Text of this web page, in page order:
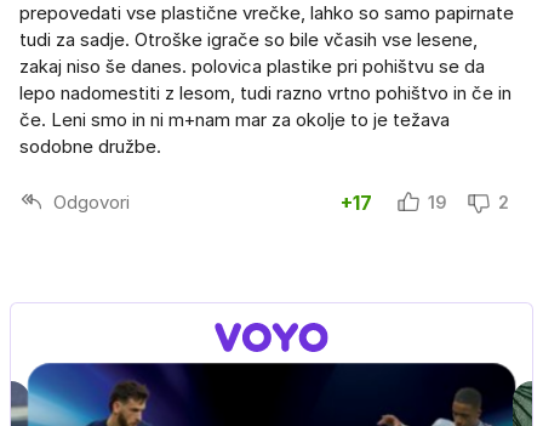
prepovedati vse plastične vrečke, lahko so samo papirnate
tudi za sadje. Otroške igrače so bile včasih vse lesene,
zakaj niso še danes. polovica plastike pri pohištvu se da
lepo nadomestiti z lesom, tudi razno vrtno pohištvo in če in
če. Leni smo in ni m+nam mar za okolje to je težava
sodobne družbe.
Odgovori +17 19 2